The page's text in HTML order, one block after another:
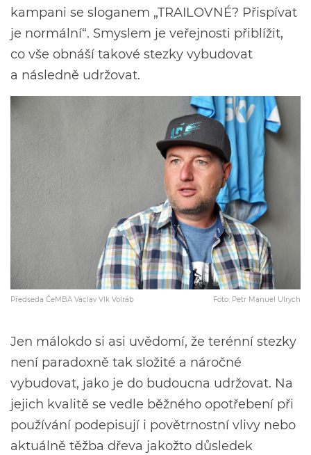
kampani se sloganem „TRAILOVNÉ? Přispívat
je normální“. Smyslem je veřejnosti přiblížit,
co vše obnáší takové stezky vybudovat
a následně udržovat.
Předseda ČeMBA Václav Vlk Volráb Foto: Petr Manuel Ulrych
Jen málokdo si asi uvědomí, že terénní stezky
není paradoxně tak složité a náročné
vybudovat, jako je do budoucna udržovat. Na
jejich kvalitě se vedle běžného opotřebení při
používání podepisují i povětrnostní vlivy nebo
aktuálně těžba dřeva jakožto důsledek